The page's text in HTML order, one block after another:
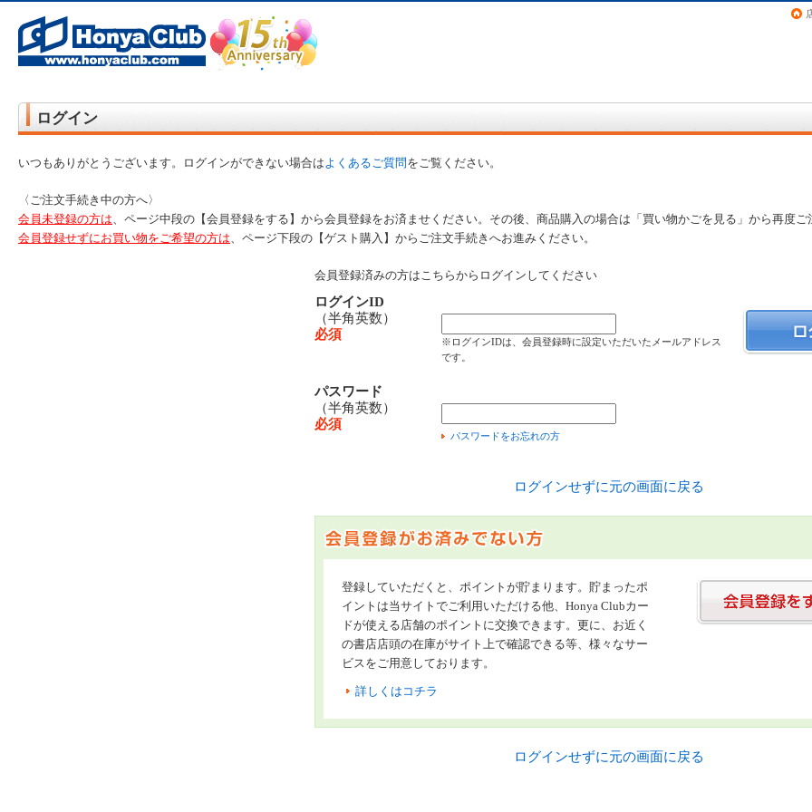
ログイン
いつもありがとうございます。ログインができない場合はよくあるご質問をご覧ください。
〈ご注文手続き中の方へ〉
会員未登録の方は、ページ中段の【会員登録をする】から会員登録をお済ませください。その後、商品購入の場合は「買い物かごを見る」から再度ご
会員登録せずにお買い物をご希望の方は、ページ下段の【ゲスト購入】からご注文手続きへお進みください。
会員登録済みの方はこちらからログインしてください
ログインID
（半角英数）
必須
※ログインIDは、会員登録時に設定いただいたメールアドレス
です。
パスワード
（半角英数）
必須
パスワードをお忘れの方
ログインせずに元の画面に戻る
登録していただくと、ポイントが貯まります。貯まったポ
イントは当サイトでご利用いただける他、Honya Clubカー
ドが使える店舗のポイントに交換できます。更に、お近く
の書店店頭の在庫がサイト上で確認できる等、様々なサー
ビスをご用意しております。
詳しくはコチラ
ログインせずに元の画面に戻る